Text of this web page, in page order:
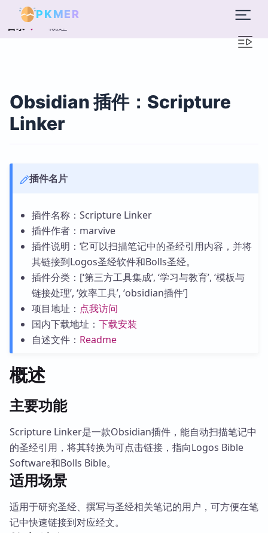
PKMER
目录 概述
Obsidian 插件：Scripture
Linker
插件名片
插件名称：Scripture Linker
插件作者：marvive
插件说明：它可以扫描笔记中的圣经引用内容，并将
其链接到Logos圣经软件和Bolls圣经。
插件分类：[‘第三方工具集成’, ‘学习与教育’, ‘模板与
链接处理’, ‘效率工具’, ‘obsidian插件’]
项目地址： 点我访问
国内下载地址： 下载安装
自述文件： Readme
概述
主要功能
Scripture Linker是一款Obsidian插件，能自动扫描笔记中
的圣经引用，将其转换为可点击链接，指向Logos Bible
Software和Bolls Bible。
适用场景
适用于研究圣经、撰写与圣经相关笔记的用户，可方便在笔
记中快速链接到对应经文。